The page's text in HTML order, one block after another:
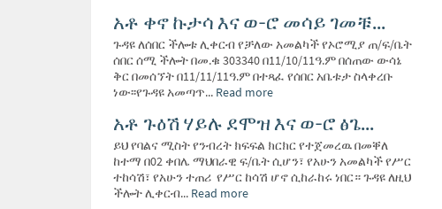
አቶ ቀኖ ኩታሳ እና ወ-ሮ መሳይ ገመቹ...
ጉዳዩ ለሰበር ችሎቱ ሊቀርብ የቻለው አመልካች የኦሮሚያ ጠ/ፍ/ቤት
ሰበር ሰሚ ችሎት በመ.ቁ 303340 በ11/10/11ዓ.ም በሰጠው ውሳኔ
ቅር በመሰኘት በ11/11/11ዓ.ም በተጻፈ የሰበር አቤቱታ ስላቀረቡ
ነው፡፡የጉዳዩ አመጣጥ... Read more
አቶ ጉዕሽ ሃይሉ ደሞዝ እና ወ-ሮ ፅጌ...
ይህ የባልና ሚስት የንብረት ክፍፍል ክርክር የተጀመረዉ በመቐለ
ከተማ በ02 ቀበሌ ማህበራዊ ፍ/ቤት ሲሆን፣ የአሁን አመልካች የሥር
ተከሳሽ፣ የአሁን ተጠሪ የሥር ከሳሽ ሆኖ ሲከራከሩ ነበር። ጉዳዩ ለዚህ
ችሎት ሊቀርብ... Read more